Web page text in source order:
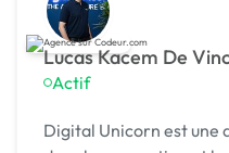
Lucas Kacem De
Actif
Digital Unicorn est une